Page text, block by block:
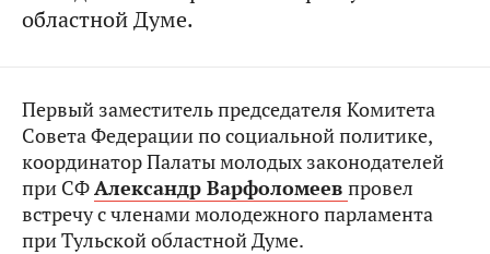
областной Думе.
Первый заместитель председателя Комитета
Совета Федерации по социальной политике,
координатор Палаты молодых законодателей
при СФАлександр Варфоломеев провел
встречу с членами молодежного парламента
при Тульской областной Думе.